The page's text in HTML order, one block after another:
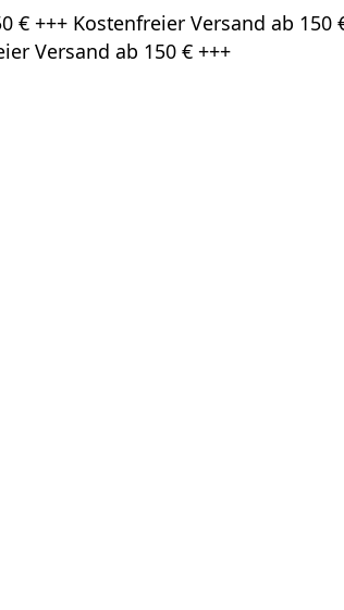
+++ Kostenfreier Versand ab
Versand ab 150 € +++